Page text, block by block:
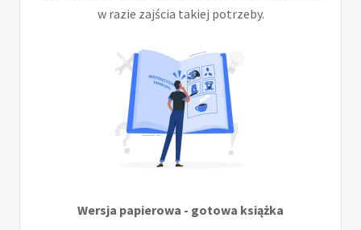
w razie zajścia takiej potrzeby.
Wersja papierowa - gotowa książka